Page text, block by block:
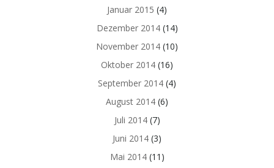
Januar 2015 (4)
Dezember 2014(14)
November 2014 (10)
Oktober 2014 (16)
September 2014 (4)
August 2014 (6)
Juli 2014(7)
Juni 2014 (3)
Mai 2014(11)